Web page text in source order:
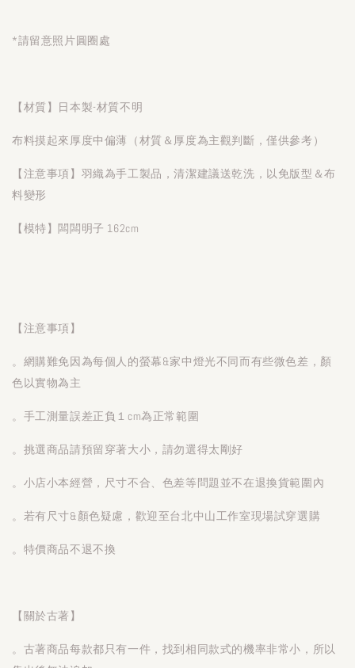
*請留意照片圓圈處
【材質】日本製-材質不明
布料摸起來厚度中偏薄（材質＆厚度為主觀判斷，僅供參考）
【注意事項】羽織為手工製品，清潔建議送乾洗，以免版型＆布
料變形
【模特】闆闆明子 162cm
【注意事項】
。網購難免因為每個人的螢幕&家中燈光不同而有些微色差，顏
色以實物為主
。手工測量誤差正負１cm為正常範圍
。挑選商品請預留穿著大小，請勿選得太剛好
。小店小本經營，尺寸不合、色差等問題並不在退換貨範圍內
。若有尺寸&顏色疑慮，歡迎至台北中山工作室現場試穿選購
。特價商品不退不換
【關於古著】
。古著商品每款都只有一件，找到相同款式的機率非常小，所以